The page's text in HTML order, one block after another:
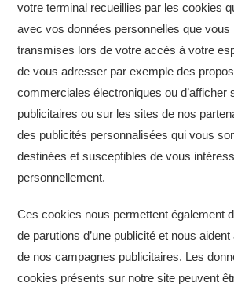
votre terminal recueillies par les cookies
avec vos données personnelles que vous
transmises lors de votre accès à votre
de vous adresser par exemple des
commerciales électroniques ou d’afficher
publicitaires ou sur les sites de nos
des publicités personnalisées qui vous
destinées et susceptibles de vous
personnellement.
Ces cookies nous permettent également
de parutions d’une publicité et nous aident
de nos campagnes publicitaires. Les
cookies présents sur notre site peuvent